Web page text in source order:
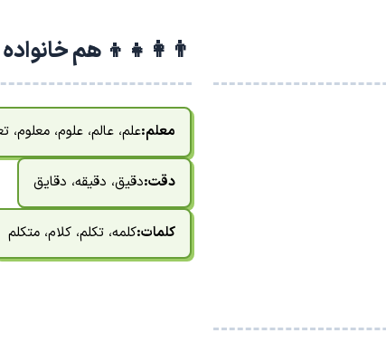
👨‍👩‍👧‍👦 هم خانواده
معلم:علم، عالم، علوم، معلوم،
دقت:دقیق، دقیقه، دقایق
کلمات:کلمه، تکلم، کلام، متکلم